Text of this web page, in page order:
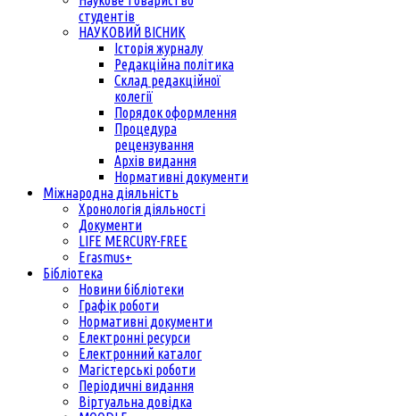
студентів
НАУКОВИЙ ВІСНИК
Історія журналу
Редакційна політика
Склад редакційної
колегії
Порядок оформлення
Процедура
рецензування
Архів видання
Нормативні документи
Міжнародна діяльність
Хронологія діяльності
Документи
LIFE MERCURY-FREE
Erasmus+
Бібліотека
Новини бібліотеки
Графік роботи
Нормативні документи
Електронні ресурси
Електронний каталог
Магістерські роботи
Періодичні видання
Віртуальна довідка